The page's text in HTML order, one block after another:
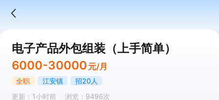
电子产品外包组装（上手简单）
6000-30000 元/月
全职 江安镇
招20人
更新：1小时前
浏览：9496次